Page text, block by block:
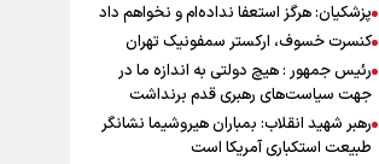
پزشکیان: هرگز استعفا نداده‌ام و نخواهم داد
کنسرت خسوف، ارکستر سمفونیک تهران
رئیس جمهور : هیچ دولتی به اندازه ما در
جهت سیاست‌های رهبری قدم برنداشت
رهبر شهید انقلاب: بمباران هیروشیما نشانگر
طبیعت استکباری آمریکا است